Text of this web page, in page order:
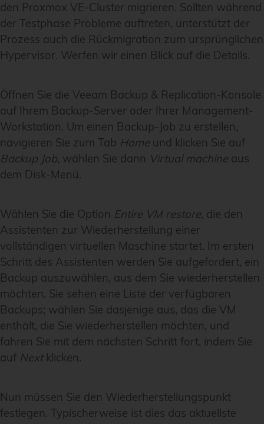
den Proxmox VE-Cluster migrieren. Sollten während
der Testphase Probleme auftreten, unterstützt der
Prozess auch die Rückmigration zum ursprünglichen
Hypervisor. Werfen wir einen Blick auf die Details.
Öffnen Sie die Veeam Backup & Replication-Konsole
auf Ihrem Backup-Server oder Ihrer Management-
Workstation. Um einen Backup-Job zu erstellen,
navigieren Sie zum Tab Home und klicken Sie auf
Backup Job, wählen Sie dann Virtual machine aus
dem Disk-Menü.
Wählen Sie die Option Entire VM restore, die den
Assistenten zur Wiederherstellung einer
vollständigen virtuellen Maschine startet. Im ersten
Schritt des Assistenten werden Sie aufgefordert, ein
Backup auszuwählen, aus dem Sie wiederherstellen
möchten. Sie sehen eine Liste der verfügbaren
Backups; wählen Sie dasjenige aus, das die VM
enthält, die Sie wiederherstellen möchten, und
fahren Sie mit dem nächsten Schritt fort, indem Sie
auf Nextklicken.
Nun müssen Sie den Wiederherstellungspunkt
festlegen. Typischerweise ist dies das aktuellste